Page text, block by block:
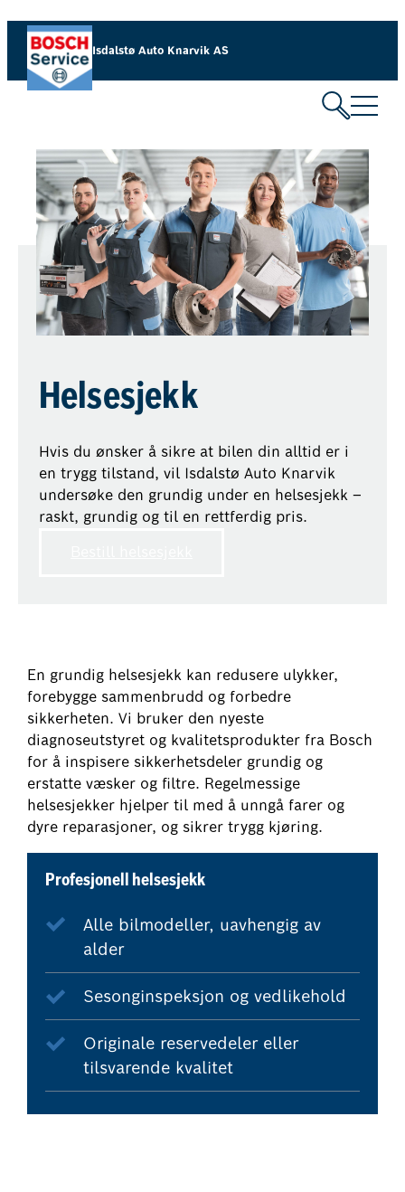
Isdalstø Auto Knarvik AS
Helsesjekk
Hvis du ønsker å sikre at bilen din alltid er i
en trygg tilstand, vil Isdalstø Auto Knarvik
undersøke den grundig under en helsesjekk –
raskt, grundig og til en rettferdig pris.
En grundig helsesjekk kan redusere ulykker,
forebygge sammenbrudd og forbedre
sikkerheten. Vi bruker den nyeste
diagnoseutstyret og kvalitetsprodukter fra Bosch
for å inspisere sikkerhetsdeler grundig og
erstatte væsker og filtre. Regelmessige
helsesjekker hjelper til med å unngå farer og
dyre reparasjoner, og sikrer trygg kjøring.
Profesjonell helsesjekk
Alle bilmodeller, uavhengig av
alder
Sesonginspeksjon og vedlikehold
Originale reservedeler eller
tilsvarende kvalitet